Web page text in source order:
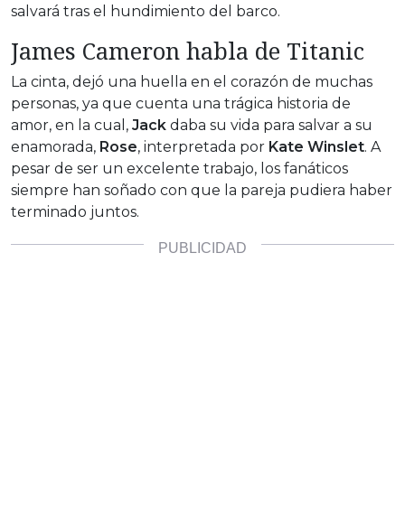
salvará tras el hundimiento del barco.
James Cameron habla de Titanic
La cinta, dejó una huella en el corazón de muchas
personas, ya que cuenta una trágica historia de
amor, en la cual, Jack daba su vida para salvar a su
enamorada, Rose, interpretada por Kate Winslet. A
pesar de ser un excelente trabajo, los fanáticos
siempre han soñado con que la pareja pudiera haber
terminado juntos.